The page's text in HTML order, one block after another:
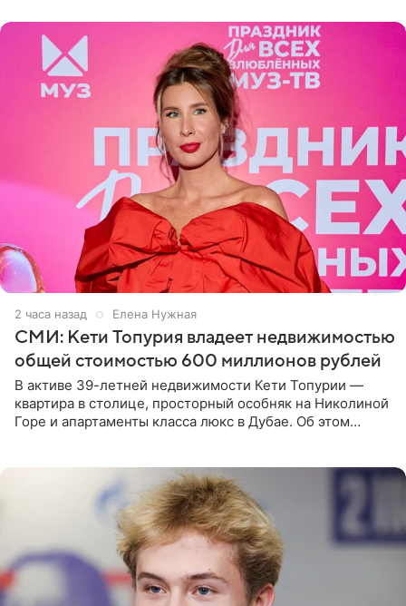
2 часа назад Елена Нужная
СМИ: Кети Топурия владеет недвижимостью
общей стоимостью 600 миллионов рублей
В активе 39-летней недвижимости Кети Топурии —
квартира в столице, просторный особняк на Николиной
Горе и апартаменты класса люкс в Дубае. Об этом